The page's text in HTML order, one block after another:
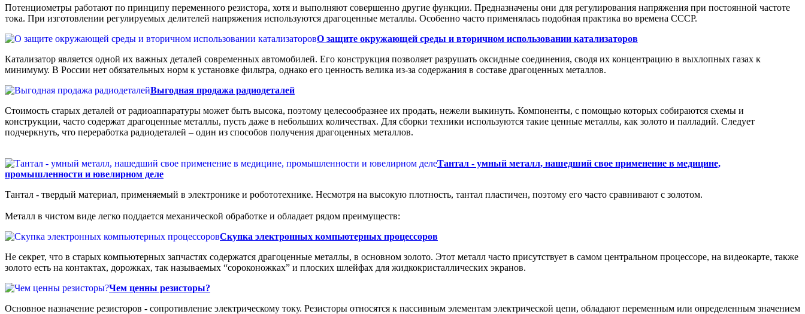
Потенциометры работают по принципу переменного резистора, хотя и выполняют совершенно другие функции. Предназначены они для регулирования напряжения при постоянной частоте
тока. При изготовлении регулируемых делителей напряжения используются драгоценные металлы. Особенно часто применялась подобная практика во времена СССР.
О защите окружающей среды и вторичном использовании катализаторов
Катализатор является одной их важных деталей современных автомобилей. Его конструкция позволяет разрушать оксидные соединения, сводя их концентрацию в выхлопных газах к
минимуму. В России нет обязательных норм к установке фильтра, однако его ценность велика из-за содержания в составе драгоценных металлов.
Выгодная продажа радиодеталей
Стоимость старых деталей от радиоаппаратуры может быть высока, поэтому целесообразнее их продать, нежели выкинуть. Компоненты, с помощью которых собираются схемы и
конструкции, часто содержат драгоценные металлы, пусть даже в небольших количествах. Для сборки техники используются такие ценные металлы, как золото и палладий. Следует
подчеркнуть, что переработка радиодеталей – один из способов получения драгоценных металлов.
Тантал - умный металл, нашедший свое применение в медицине,
промышленности и ювелирном деле
Тантал - твердый материал, применяемый в электронике и робототехнике. Несмотря на высокую плотность, тантал пластичен, поэтому его часто сравнивают с золотом.
Металл в чистом виде легко поддается механической обработке и обладает рядом преимуществ:
Скупка электронных компьютерных процессоров
Не секрет, что в старых компьютерных запчастях содержатся драгоценные металлы, в основном золото. Этот металл часто присутствует в самом центральном процессоре, на видеокарте, также
золото есть на контактах, дорожках, так называемых “сороконожках” и плоских шлейфах для жидкокристаллических экранов.
Чем ценны резисторы?
Основное назначение резисторов - сопротивление электрическому току. Резисторы относятся к пассивным элементам электрической цепи, обладают переменным или определенным значением